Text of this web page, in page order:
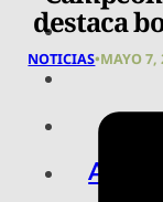
destaca
NOTICIAS•MAYO 7,